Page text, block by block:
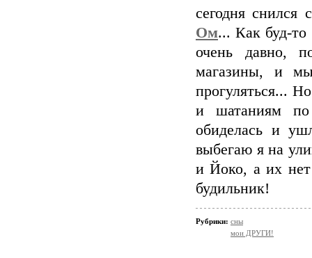
сегодня
Ом... Как буд-то
очень давно,
магазины, и
прогуляться...
и шатаниям по
обиделась и
выбегаю я на
и Йоко, а их нет
будильник!
Рубрики: сны
мои ДРУГИ!